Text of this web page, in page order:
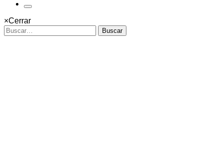
×Cerrar
Buscar